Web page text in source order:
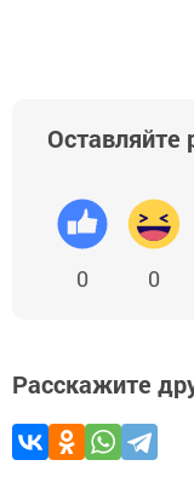
Оставляйте
0 0
Расскажите